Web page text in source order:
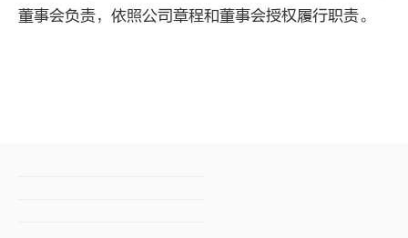
董事会负责，依照公司章程和董事会授权履行职责。